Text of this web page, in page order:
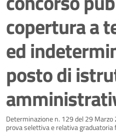
copertura a
ed
posto di
Dettagli della
Determinazione n. 129 del 29
prova selettiva e relativa graduatoria